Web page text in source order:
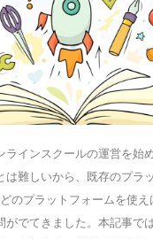
ラインスクールの運営を始
は難しいから、既存のプラ
のプラットフォームを使え
がでてきました。本記事で